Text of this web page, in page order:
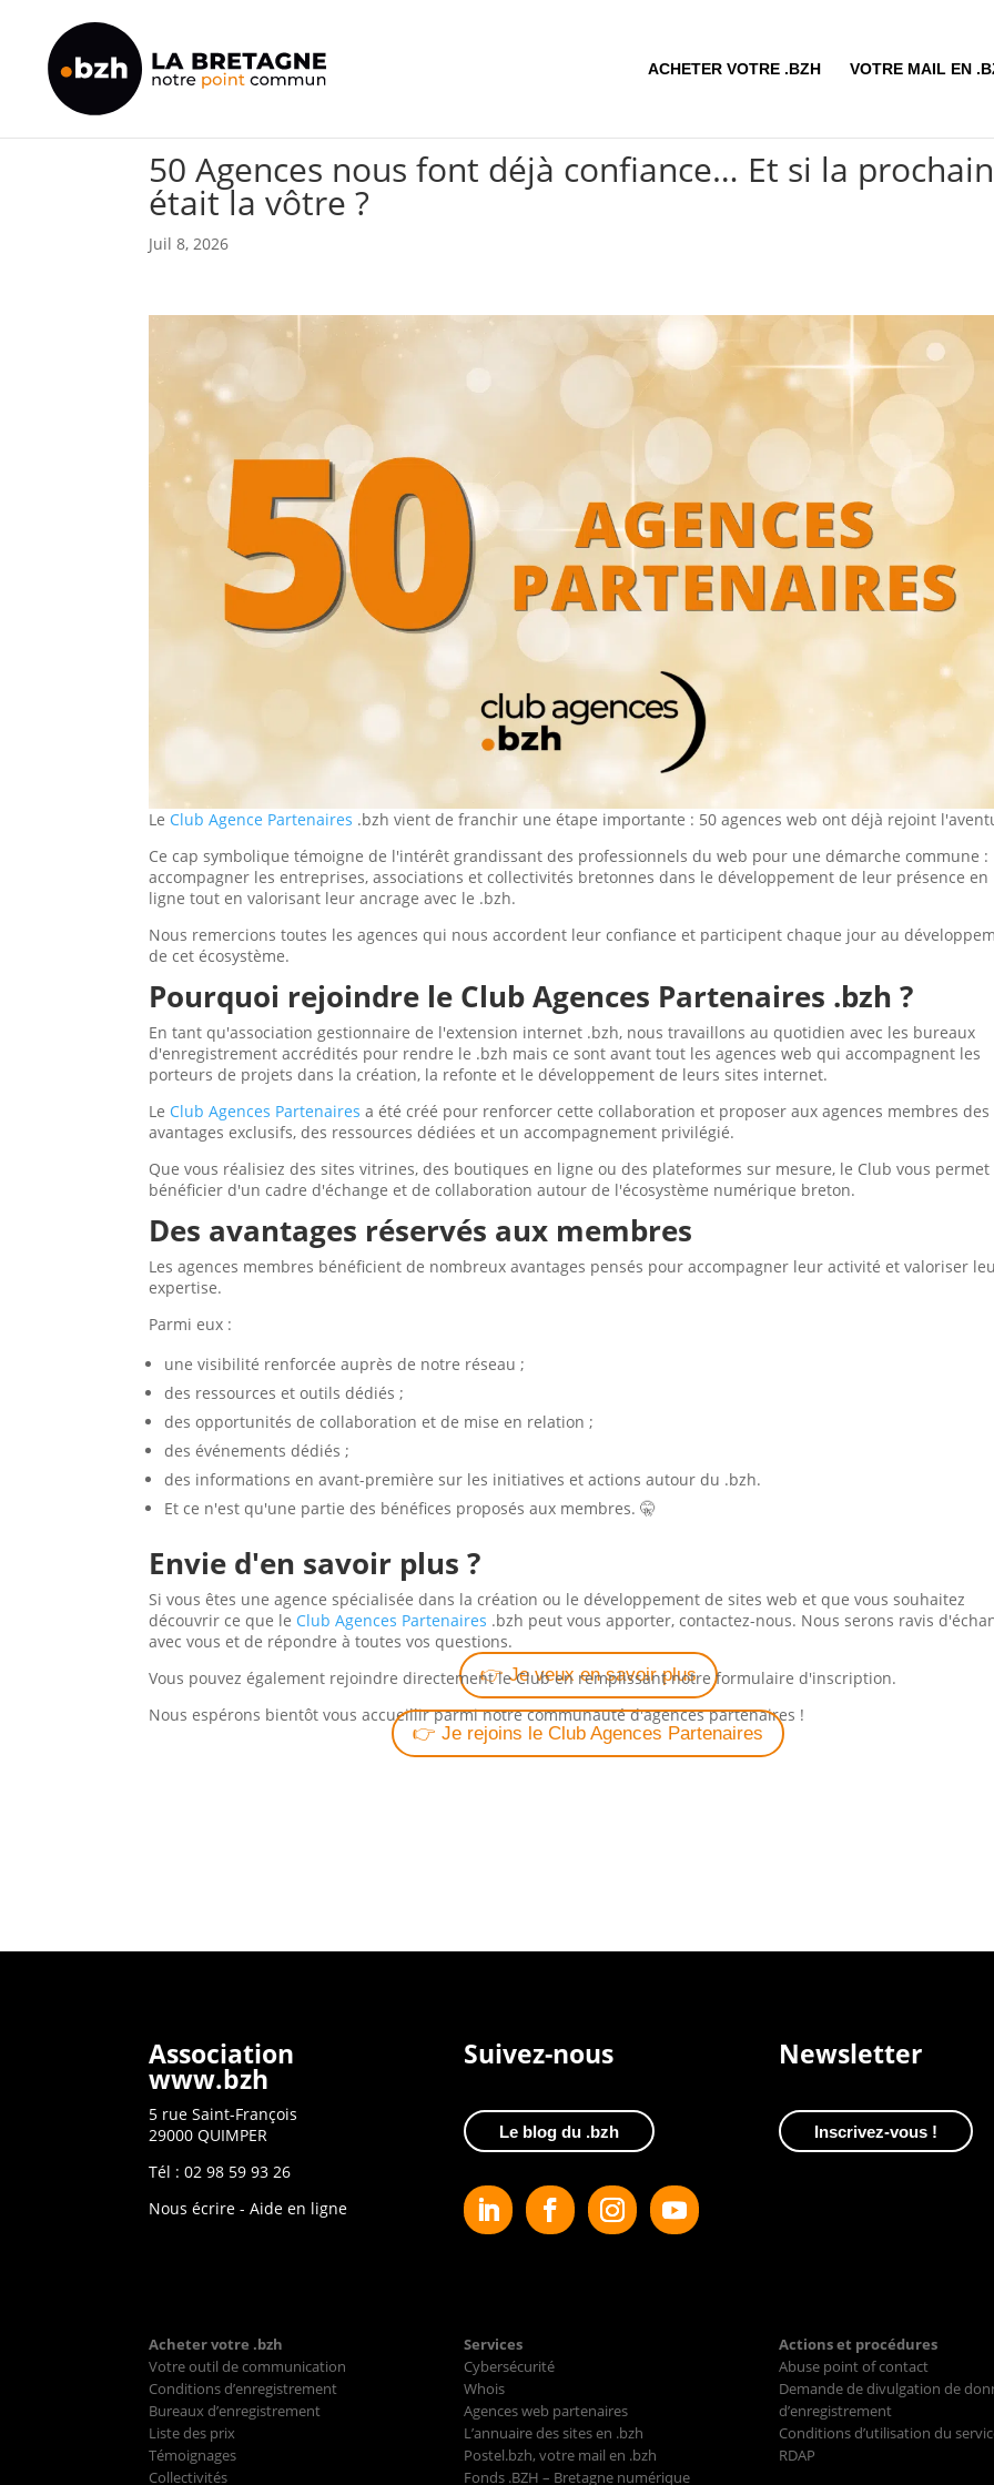
ACHETER VOTRE .BZH VOTRE MAIL EN
50 Agences nous font déjà confiance… Et si la
était la vôtre ?
Juil 8, 2026
Le Club Agence Partenaires .bzh vient de franchir une étape importante : 50 agences web ont déjà rejoint
Ce cap symbolique témoigne de l'intérêt grandissant des professionnels du web pour une démarche commune :
accompagner les entreprises, associations et collectivités bretonnes dans le développement de leur présence en
ligne tout en valorisant leur ancrage avec le .bzh.
Nous remercions toutes les agences qui nous accordent leur confiance et participent chaque jour au
de cet écosystème.
Pourquoi rejoindre le Club Agences Partenaires .bzh ?
En tant qu'association gestionnaire de l'extension internet .bzh, nous travaillons au quotidien avec les bureaux
d'enregistrement accrédités pour rendre le .bzh mais ce sont avant tout les agences web qui accompagnent les
porteurs de projets dans la création, la refonte et le développement de leurs sites internet.
Le Club Agences Partenaires a été créé pour renforcer cette collaboration et proposer aux agences membres des
avantages exclusifs, des ressources dédiées et un accompagnement privilégié.
Que vous réalisiez des sites vitrines, des boutiques en ligne ou des plateformes sur mesure, le Club vous permet
bénéficier d'un cadre d'échange et de collaboration autour de l'écosystème numérique breton.
Des avantages réservés aux membres
Les agences membres bénéficient de nombreux avantages pensés pour accompagner leur activité et valoriser
expertise.
Parmi eux :
une visibilité renforcée auprès de notre réseau ;
des ressources et outils dédiés ;
des opportunités de collaboration et de mise en relation ;
des événements dédiés ;
des informations en avant-première sur les initiatives et actions autour du .bzh.
Et ce n'est qu'une partie des bénéfices proposés aux membres.🤫
Envie d'en savoir plus ?
Si vous êtes une agence spécialisée dans la création ou le développement de sites web et que vous souhaitez
découvrir ce que le Club Agences Partenaires .bzh peut vous apporter, contactez-nous. Nous serons ravis
avec vous et de répondre à toutes vos questions.
👉 Je veux en savoir plus
Vous pouvez également rejoindre directement le Club en remplissant notre formulaire d'inscription.
Nous espérons bientôt vous accueillir parmi notre communauté d'agences partenaires !
👉 Je rejoins le Club Agences Partenaires
Association
www.bzh
5 rue Saint-François
29000 QUIMPER
Tél : 02 98 59 93 26
Nous écrire - Aide en ligne
Suivez-nous
Le blog du .bzh
Newsletter
Inscrivez-vous !
Acheter votre .bzh
Votre outil de communication
Conditions d’enregistrement
Bureaux d’enregistrement
Liste des prix
Témoignages
Collectivités
Services
Cybersécurité
Whois
Agences web partenaires
L’annuaire des sites en .bzh
Postel.bzh, votre mail en .bzh
Fonds .BZH – Bretagne numérique
Actions et procédures
Abuse point of contact
Demande de divulgation de
d’enregistrement
Conditions d’utilisation du
RDAP